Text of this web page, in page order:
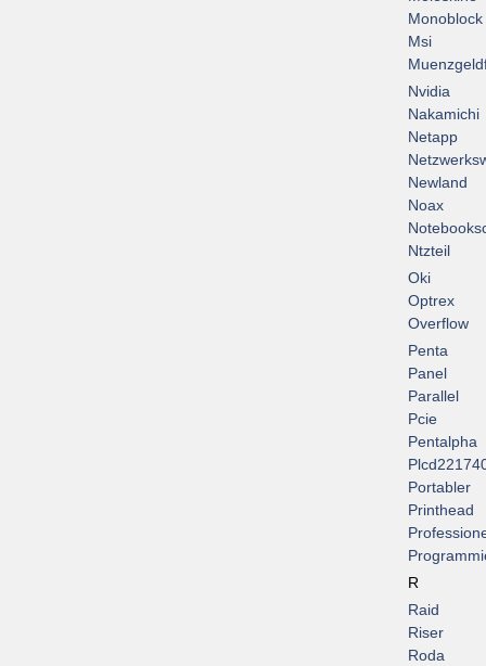
Monoblock
Msi
Nvidia
Nakamichi
Netapp
Newland
Noax
Ntzteil
Oki
Optrex
Overflow
Penta
Panel
Parallel
Pcie
Pentalpha
Portabler
Printhead
R
Raid
Riser
Roda